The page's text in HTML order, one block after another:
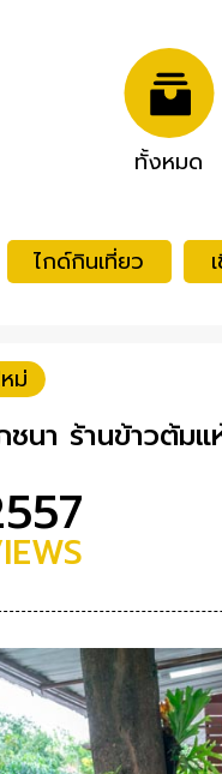
ทั้งหมด
ไกด์กินเที่ยว
ม่
นา ร้านข้าวต้ม